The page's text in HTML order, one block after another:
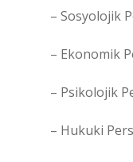
– Sosyolojik
– Ekonomik
– Psikolojik
– Hukuki